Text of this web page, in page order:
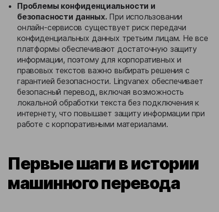
Проблемы конфиденциальности и
безопасности данных.При использовании
онлайн-сервисов существует риск передачи
конфиденциальных данных третьим лицам. Не все
платформы обеспечивают достаточную защиту
информации, поэтому для корпоративных и
правовых текстов важно выбирать решения с
гарантией безопасности. Lingvanex обеспечивает
безопасный перевод, включая возможность
локальной обработки текста без подключения к
интернету, что повышает защиту информации при
работе с корпоративными материалами.
Первые шаги в истории
машинного перевода